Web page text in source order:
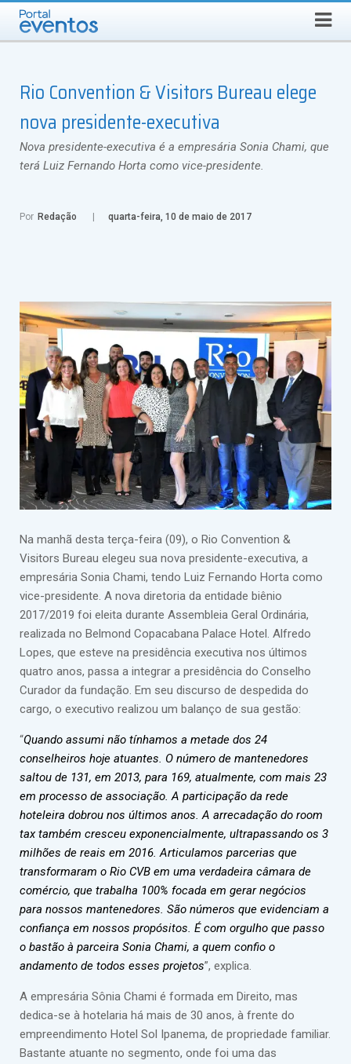
Select Language ▼
Rio Convention & Visitors Bureau elege
nova presidente-executiva
Nova presidente-executiva é a empresária Sonia Chami, que
terá Luiz Fernando Horta como vice-presidente.
Por Redação quarta-feira, 10 de maio de 2017
Na manhã desta terça-feira (09), o Rio Convention &
Visitors Bureau elegeu sua nova presidente-executiva, a
empresária Sonia Chami, tendo Luiz Fernando Horta como
vice-presidente. A nova diretoria da entidade biênio
2017/2019 foi eleita durante Assembleia Geral Ordinária,
realizada no Belmond Copacabana Palace Hotel. Alfredo
Lopes, que esteve na presidência executiva nos últimos
quatro anos, passa a integrar a presidência do Conselho
Curador da fundação. Em seu discurso de despedida do
cargo, o executivo realizou um balanço de sua gestão:
“Quando assumi não tínhamos a metade dos 24
conselheiros hoje atuantes. O número de mantenedores
saltou de 131, em 2013, para 169, atualmente, com mais 23
em processo de associação. A participação da rede
hoteleira dobrou nos últimos anos. A arrecadação do room
tax também cresceu exponencialmente, ultrapassando os 3
milhões de reais em 2016. Articulamos parcerias que
transformaram o Rio CVB em uma verdadeira câmara de
comércio, que trabalha 100% focada em gerar negócios
para nossos mantenedores. São números que evidenciam a
confiança em nossos propósitos. É com orgulho que passo
o bastão à parceira Sonia Chami, a quem confio o
andamento de todos esses projetos”, explica.
A empresária Sônia Chami é formada em Direito, mas
dedica-se à hotelaria há mais de 30 anos, à frente do
empreendimento Hotel Sol Ipanema, de propriedade familiar.
Bastante atuante no segmento, onde foi uma das